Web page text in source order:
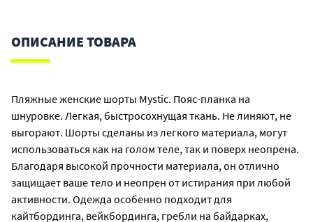
ОПИСАНИЕ ТОВАРА
Пляжные женские шорты Mystic. Пояс-планка на
шнуровке. Легкая, быстросохнущая ткань. Не линяют, не
выгорают. Шорты сделаны из легкого материала, могут
использоваться как на голом теле, так и поверх неопрена.
Благодаря высокой прочности материала, он отлично
защищает ваше тело и неопрен от истирания при любой
активности. Одежда особенно подходит для
кайтбординга, вейкбординга, гребли на байдарках,